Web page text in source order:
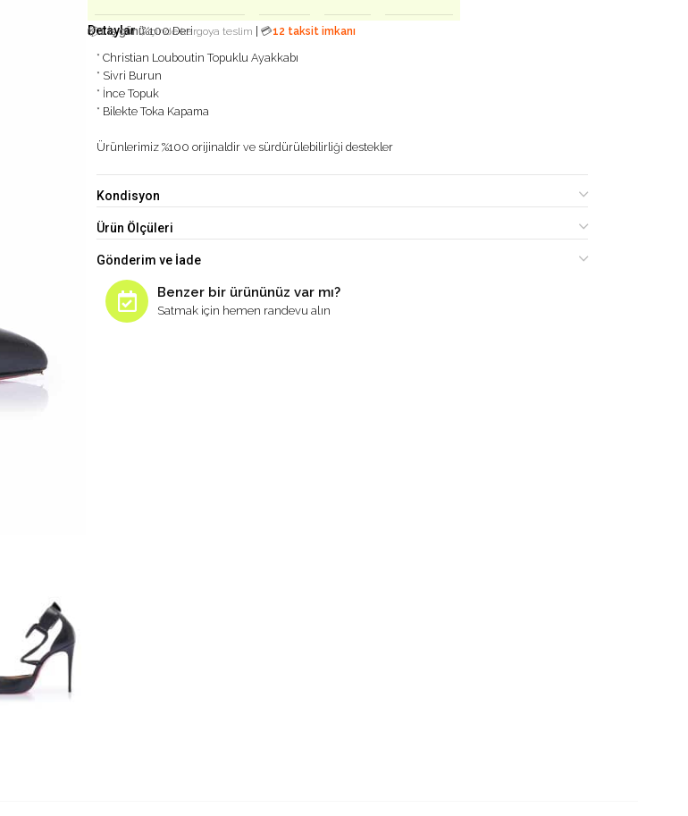
Detaylar :%100 Deri
📦1 iş günüiçinde kargoya teslim 💳12 taksit imkanı
* Christian Louboutin Topuklu Ayakkabı
* Sivri Burun
* İnce Topuk
* Bilekte Toka Kapama
Ürünlerimiz %100 orijinaldir ve sürdürülebilirliği destekler
Kondisyon
Ürün Ölçüleri
Gönderim ve İade
Benzer bir ürününüz var mı?
Satmak için hemen randevu alın